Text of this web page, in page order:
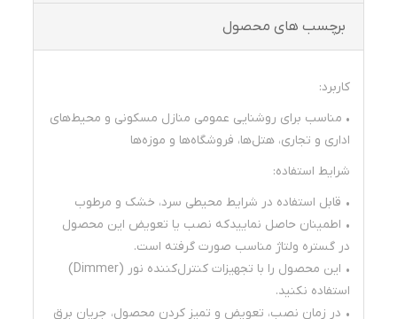
برچسب های محصول
کاربرد:
• مناسب برای روشنایی عمومی منازل مسکونی و محیط‌های
اداری و تجاری، هتل‌ها، فروشگاه‌ها و موزه‌ها
شرایط استفاده:
• قابل استفاده در شرایط محیطی سرد، خشک و مرطوب
• اطمینان حاصل نماییدکه نصب یا تعویض این محصول
در گستره ولتاژ مناسب صورت گرفته است.
• این محصول را با تجهیزات کنترل‌کننده نور (Dimmer)
استفاده نکنید.
• در زمان نصب، تعویض و تمیز کردن محصول، جریان برق